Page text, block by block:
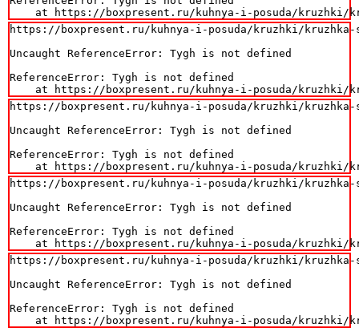
at https://boxpresent.ru/kuhnya-i-posuda/
https://boxpresent.ru/kuhnya-i-posuda/kruzhki/
Uncaught ReferenceError: Tygh is not defined
ReferenceError: Tygh is not defined
at https://boxpresent.ru/kuhnya-i-posuda/
https://boxpresent.ru/kuhnya-i-posuda/kruzhki/
Uncaught ReferenceError: Tygh is not defined
ReferenceError: Tygh is not defined
at https://boxpresent.ru/kuhnya-i-posuda/
https://boxpresent.ru/kuhnya-i-posuda/kruzhki/
Uncaught ReferenceError: Tygh is not defined
ReferenceError: Tygh is not defined
at https://boxpresent.ru/kuhnya-i-posuda/
https://boxpresent.ru/kuhnya-i-posuda/kruzhki/
Uncaught ReferenceError: Tygh is not defined
ReferenceError: Tygh is not defined
at https://boxpresent.ru/kuhnya-i-posuda/